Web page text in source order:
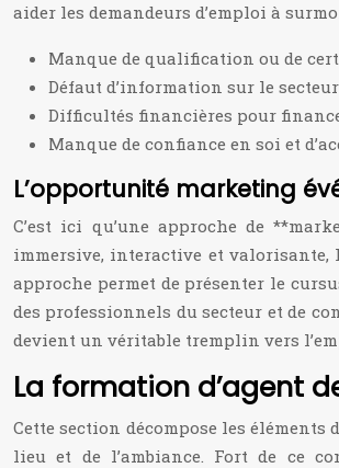
aider les demandeurs d’emploi à
Manque de qualification ou de
Défaut d’information sur le
Difficultés financières pour
Manque de confiance en soi et
L’opportunité marketing
C’est ici qu’une approche de
immersive, interactive et valorisante,
approche permet de présenter le
des professionnels du secteur et de
devient un véritable tremplin vers
La formation d’agent
Cette section décompose les
lieu et de l’ambiance. Fort de ce